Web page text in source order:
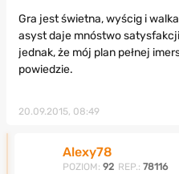
Gra jest świetna, wyścig i
asyst daje mnóstwo
jednak, że mój plan pełnej
powiedzie.
20.09.2015, 08:49
Alexy78
POZIOM: 92 REP.: 78116